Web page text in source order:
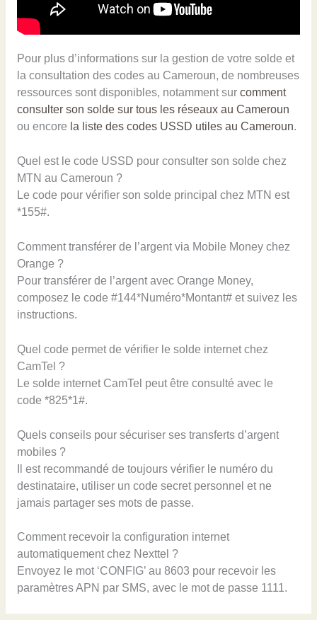
Pour plus d’informations sur la gestion de votre solde et
la consultation des codes au Cameroun, de nombreuses
ressources sont disponibles, notamment sur comment
consulter son solde sur tous les réseaux au Cameroun
ou encore la liste des codes USSD utiles au Cameroun.
Quel est le code USSD pour consulter son solde chez
MTN au Cameroun ?
Le code pour vérifier son solde principal chez MTN est
*155#.
Comment transférer de l’argent via Mobile Money chez
Orange ?
Pour transférer de l’argent avec Orange Money,
composez le code #144*Numéro*Montant# et suivez les
instructions.
Quel code permet de vérifier le solde internet chez
CamTel ?
Le solde internet CamTel peut être consulté avec le
code *825*1#.
Quels conseils pour sécuriser ses transferts d’argent
mobiles ?
Il est recommandé de toujours vérifier le numéro du
destinataire, utiliser un code secret personnel et ne
jamais partager ses mots de passe.
Comment recevoir la configuration internet
automatiquement chez Nexttel ?
Envoyez le mot ‘CONFIG’ au 8603 pour recevoir les
paramètres APN par SMS, avec le mot de passe 1111.